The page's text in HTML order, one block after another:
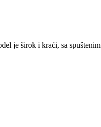
je širok i kraći, sa